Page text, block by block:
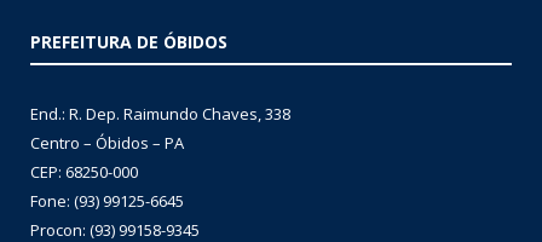
PREFEITURA DE ÓBIDOS
End.: R. Dep. Raimundo Chaves, 338
Centro – Óbidos – PA
CEP: 68250-000
Fone: (93) 99125-6645
Procon: (93) 99158-9345